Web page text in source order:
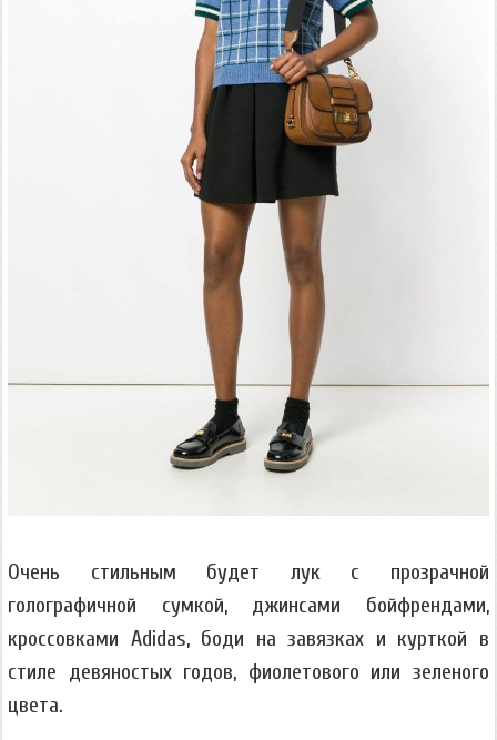
Очень стильным будет лук с прозрачной
голографичной сумкой, джинсами бойфрендами,
кроссовками Adidas, боди на завязках и курткой в
стиле девяностых годов, фиолетового или зеленого
цвета.